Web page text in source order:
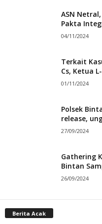
ASN
Pakta
04/11/2024
Terkait
Cs, Ketua
01/11/2024
Polsek
release,
27/09/2024
Gathering
Bintan
26/09/2024
Berita Acak